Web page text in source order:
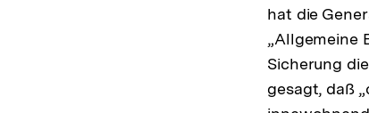
hat die
„Allgemeine
Sicherung
gesagt, daß